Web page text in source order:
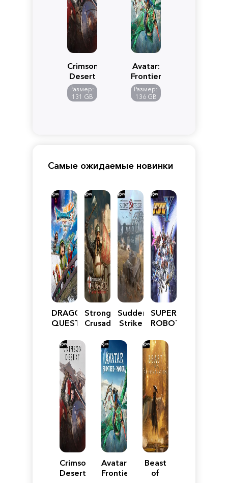
Crimson
Desert
Размер:
131 GB
Avatar:
Frontiers
of
Pandora
Размер:
136 GB
Самые ожидаемые новинки
DRAGON
QUEST
Reimagined
Stronghold
Crusader:
Edition
Sudden
Strike
SUPER
ROBOT
Y
Crimson
Desert
Avatar:
Frontiers
Beast
of